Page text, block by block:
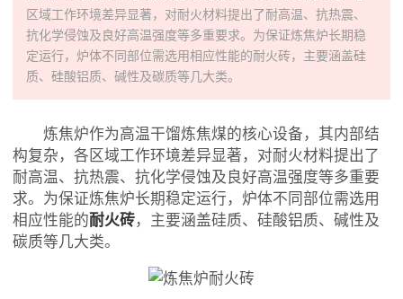
区域工作环境差异显著，对耐火材料提出了耐高温、抗热震、
抗化学侵蚀及良好高温强度等多重要求。为保证炼焦炉长期稳
定运行，炉体不同部位需选用相应性能的耐火砖，主要涵盖硅
质、硅酸铝质、碱性及碳质等几大类。
炼焦炉作为高温干馏炼焦煤的核心设备，其内部结
构复杂，各区域工作环境差异显著，对耐火材料提出了
耐高温、抗热震、抗化学侵蚀及良好高温强度等多重要
求。为保证炼焦炉长期稳定运行，炉体不同部位需选用
相应性能的耐火砖，主要涵盖硅质、硅酸铝质、碱性及
碳质等几大类。